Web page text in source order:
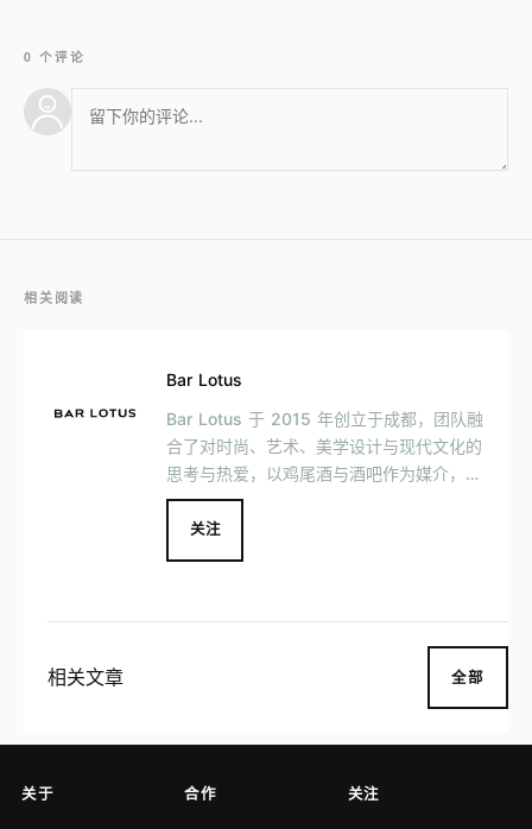
0 个评论
相关阅读
Bar Lotus
Bar Lotus 于 2015 年创立于成都，团队融
合了对时尚、艺术、美学设计与现代文化的
思考与热爱，以鸡尾酒与酒吧作为媒介，与
多领域的⽣活⽅式品牌联合呈现跨界创意项
⽬。 Bar Lotus 将自己比喻为⼀个不断演
变的容器，以此来盛放美酒、乐趣与丰富的
关注
相关文章 全部
关于 合作 关注